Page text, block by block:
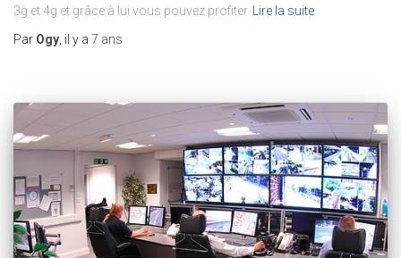
3g et 4g et grâce à lui vous pouvez profiter
Lire la suite
Par Ogy , il y a 7 ans